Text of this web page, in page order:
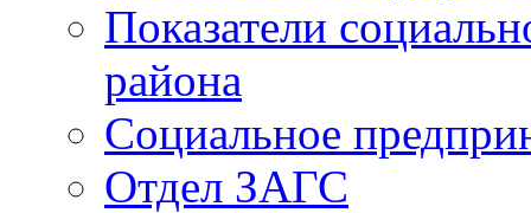
Показатели
района
Социальное
Отдел ЗАГС